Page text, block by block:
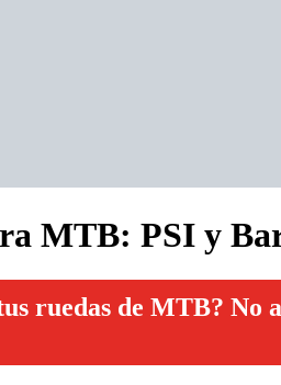
MTB: PSI y
ruedas de MTB? No